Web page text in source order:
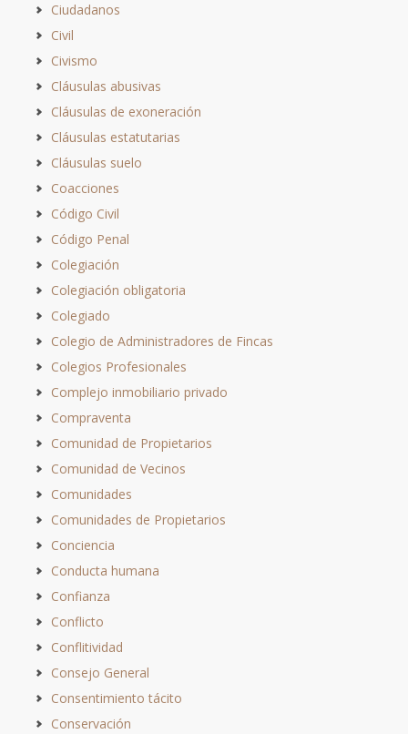
Ciudadanos
Civil
Civismo
Cláusulas abusivas
Cláusulas de exoneración
Cláusulas estatutarias
Cláusulas suelo
Coacciones
Código Civil
Código Penal
Colegiación
Colegiación obligatoria
Colegiado
Colegio de Administradores de Fincas
Colegios Profesionales
Complejo inmobiliario privado
Compraventa
Comunidad de Propietarios
Comunidad de Vecinos
Comunidades
Comunidades de Propietarios
Conciencia
Conducta humana
Confianza
Conflicto
Conflitividad
Consejo General
Consentimiento tácito
Conservación